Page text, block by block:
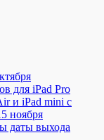
для iPad Pro
и iPad mini с
ноября
даты выхода